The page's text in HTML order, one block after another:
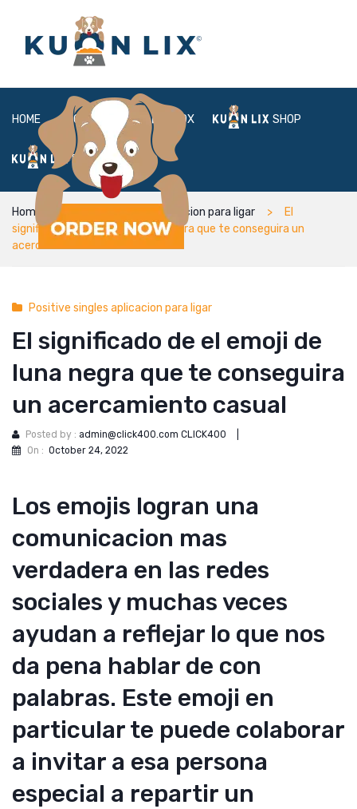
HOME ABOUT BOX SHOP
FAQ LOGIN
Home Positive singles aplicacion para ligar
El
significado de el emoji de luna negra que te conseguira un
acercamiento casual
Positive singles aplicacion para ligar
El significado de el emoji de
luna negra que te conseguira
un acercamiento casual
Posted by : admin@click400.com CLICK400
On : October 24, 2022
Los emojis logran una
comunicacion mas
verdadera en las redes
sociales y muchas veces
ayudan a reflejar lo que nos
da pena hablar de con
palabras. Este emoji en
particular te puede colaborar
a invitar a esa persona
especial a repartir un